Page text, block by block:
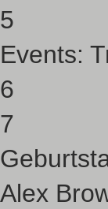
5
Events:
6
7
Alex